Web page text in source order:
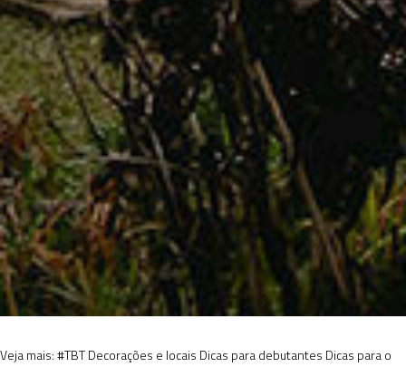
Veja mais:#TBTDecorações e locais Dicas para debutantes Dicas para o